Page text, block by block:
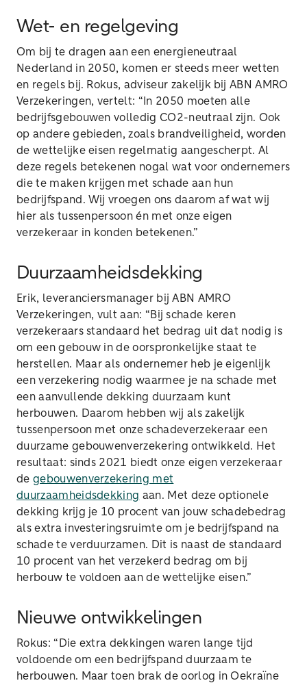
Wet- en regelgeving
Om bij te dragen aan een energieneutraal
Nederland in 2050, komen er steeds meer wetten
en regels bij. Rokus, adviseur zakelijk bij ABN AMRO
Verzekeringen, vertelt: “In 2050 moeten alle
bedrijfsgebouwen volledig CO2-neutraal zijn. Ook
op andere gebieden, zoals brandveiligheid, worden
de wettelijke eisen regelmatig aangescherpt. Al
deze regels betekenen nogal wat voor ondernemers
die te maken krijgen met schade aan hun
bedrijfspand. Wij vroegen ons daarom af wat wij
hier als tussenpersoon én met onze eigen
verzekeraar in konden betekenen.”
Duurzaamheidsdekking
Erik, leveranciersmanager bij ABN AMRO
Verzekeringen, vult aan: “Bij schade keren
verzekeraars standaard het bedrag uit dat nodig is
om een gebouw in de oorspronkelijke staat te
herstellen. Maar als ondernemer heb je eigenlijk
een verzekering nodig waarmee je na schade met
een aanvullende dekking duurzaam kunt
herbouwen. Daarom hebben wij als zakelijk
tussenpersoon met onze schadeverzekeraar een
duurzame gebouwenverzekering ontwikkeld. Het
resultaat: sinds 2021 biedt onze eigen verzekeraar
de gebouwenverzekering met
duurzaamheidsdekking aan. Met deze optionele
dekking krijg je 10 procent van jouw schadebedrag
als extra investeringsruimte om je bedrijfspand na
schade te verduurzamen. Dit is naast de standaard
10 procent van het verzekerd bedrag om bij
herbouw te voldoen aan de wettelijke eisen.”
Nieuwe ontwikkelingen
Rokus: “Die extra dekkingen waren lange tijd
voldoende om een bedrijfspand duurzaam te
herbouwen. Maar toen brak de oorlog in Oekraïne